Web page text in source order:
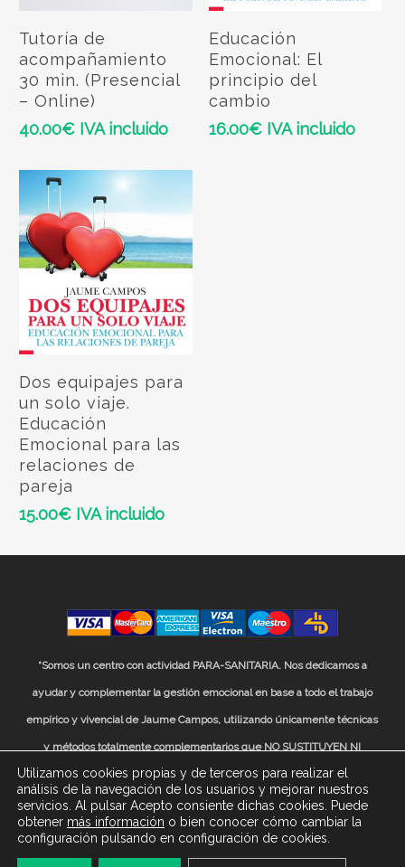
Add To Cart
Tutoría de
acompañamiento
30 min. (Presencial
– Online)
40.00€ IVA incluido
Add To Cart
Educación
Emocional: El
principio del
cambio
16.00€ IVA incluido
Add To Cart
Dos equipajes para
un solo viaje.
Educación
Emocional para las
relaciones de
pareja
15.00€ IVA incluido
“Somos un centro con actividad PARA-SANITARIA. Nos dedicamos a
ayudar y complementar la gestión emocional en base a todo el trabajo
empírico y vivencial de Jaume Campos, utilizando únicamente técnicas
y métodos totalmente complementarios que NO SUSTITUYEN NI
EXCLUYEN la atención o el tratamiento médico o farmacológico
convencional prescrito por profesionales sanitarios”
© 2021 Jaume Campos Center.Diseñado y desarrollo web
Política de Privacidad|Aviso Legal|Condiciones de compra online
Utilizamos cookies propias y de terceros para realizar el
análisis de la navegación de los usuarios y mejorar nuestros
servicios. Al pulsar Acepto consiente dichas cookies. Puede
obtener más información o bien conocer cómo cambiar la
configuración pulsando en configuración de cookies.